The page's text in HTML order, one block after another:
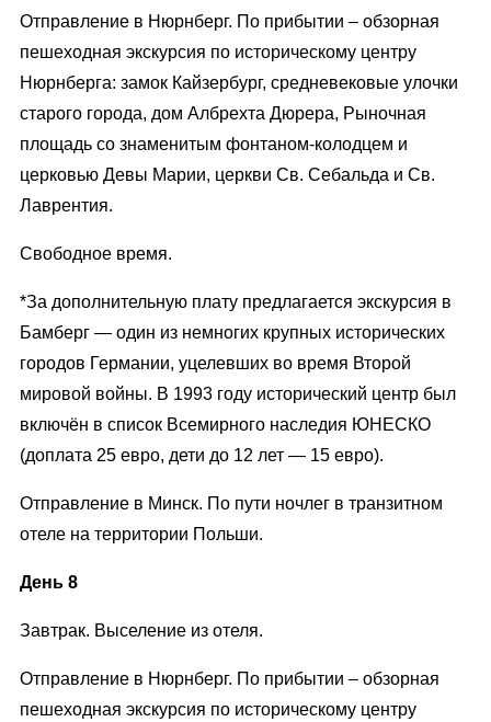
Отправление в Нюрнберг. По прибытии – обзорная
пешеходная экскурсия по историческому центру
Нюрнберга: замок Кайзербург, средневековые улочки
старого города, дом Албрехта Дюрера, Рыночная
площадь со знаменитым фонтаном-колодцем и
церковью Девы Марии, церкви Св. Себальда и Св.
Лаврентия.
Свободное время.
*За дополнительную плату предлагается экскурсия в
Бамберг — один из немногих крупных исторических
городов Германии, уцелевших во время Второй
мировой войны. В 1993 году исторический центр был
включён в список Всемирного наследия ЮНЕСКО
(доплата 25 евро, дети до 12 лет — 15 евро).
Отправление в Минск. По пути ночлег в транзитном
отеле на территории Польши.
День 8
Завтрак. Выселение из отеля.
Отправление в Нюрнберг. По прибытии – обзорная
пешеходная экскурсия по историческому центру